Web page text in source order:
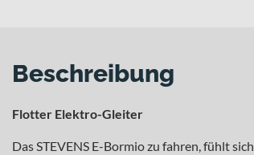
Beschreibung
Flotter Elektro-Gleiter
Das STEVENS E-Bormio zu fahren, fühlt